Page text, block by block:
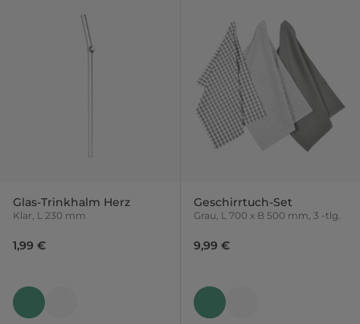
Glas-Trinkhalm Herz
Klar, L 230 mm
1,99 €
Geschirrtuch-Set
Grau, L 700 x B 500 mm, 3 -tlg.
9,99 €